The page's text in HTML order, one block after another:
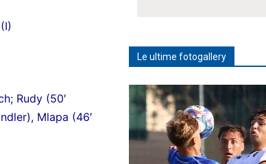
Rudy (50′
Mlapa (46′
Le ultime fotogallery